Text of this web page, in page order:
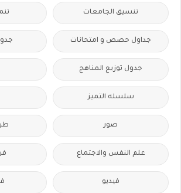
تنسيق الجامعات
جداول حصص و امتحانات
جدول توزيع المناهج
سلسله التميز
صور
علم النفس والاجتماع
فيديو